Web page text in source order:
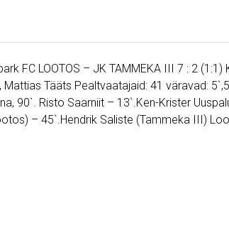
FC LOOTOS – JK TAMMEKA III 7 : 2 (1:1)
Mattias Tääts Pealtvaatajaid: 41 väravad:
90`. Risto Saarniit – 13`.Ken-Krister
– 45`.Hendrik Saliste (Tammeka III)